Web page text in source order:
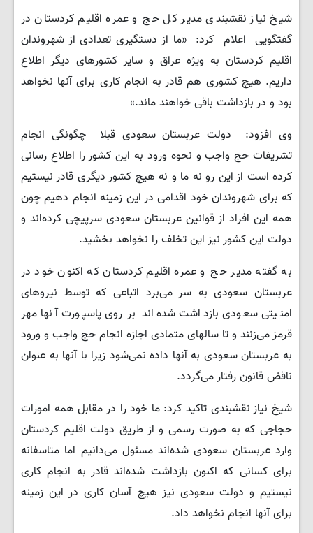
شیخ نیاز نقشبندی مدیر کل حج و عمره اقلیم کردستان در
گفتگویی اعلام کرد: «ما از دستگیری تعدادی از شهروندان
اقلیم کردستان به ویژه عراق و سایر کشورهای دیگر اطلاع
داریم. هیچ کشوری هم قادر به انجام کاری برای آنها نخواهد
بود و در بازداشت باقی خواهند ماند.»
وی افزود: دولت عربستان سعودی قبلا چگونگی انجام
تشریفات حج واجب و نحوه ورود به این کشور را اطلاع رسانی
کرده است از این رو نه ما و نه هیچ کشور دیگری قادر نیستیم
که برای شهروندان خود اقدامی در این زمینه انجام دهیم چون
همه این افراد از قوانین عربستان سعودی سرپیچی کرده‌اند و
دولت این کشور نیز این تخلف را نخواهد بخشید.
به گفته مدیر حج و عمره اقلیم کردستان که اکنون خود در
عربستان سعودی به سر می‌برد اتباعی که توسط نیروهای
امنیتی سعودی بازداشت شده‌اند بر روی پاسپورت آنها مهر
قرمز می‌زنند و تا سالهای متمادی اجازه انجام حج واجب و ورود
به عربستان سعودی به آنها داده نمی‌شود زیرا با آنها به عنوان
ناقض قانون رفتار می‌گردد.
شیخ نیاز نقشبندی تاکید کرد: ما خود را در مقابل همه امورات
حجاجی که به صورت رسمی و از طریق دولت اقلیم کردستان
وارد عربستان سعودی شده‌اند مسئول می‌دانیم اما متاسفانه
برای کسانی که اکنون بازداشت شده‌اند قادر به انجام کاری
نیستیم و دولت سعودی نیز هیچ آسان کاری در این زمینه
برای آنها انجام نخواهد داد.